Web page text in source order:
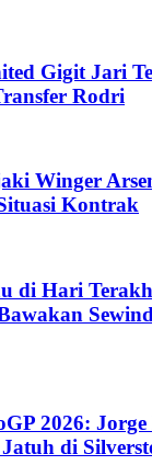
Gigit Jari
Rodri
Winger
Kontrak
di Hari
2026:
di